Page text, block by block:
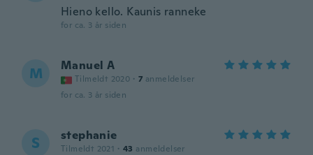
Hieno kello. Kaunis ranneke
for ca. 3 år siden
M Manuel A
Tilmeldt 2020 · 7 anmeldelser
for ca. 3 år siden
S stephanie
Tilmeldt 2021 · 43 anmeldelser